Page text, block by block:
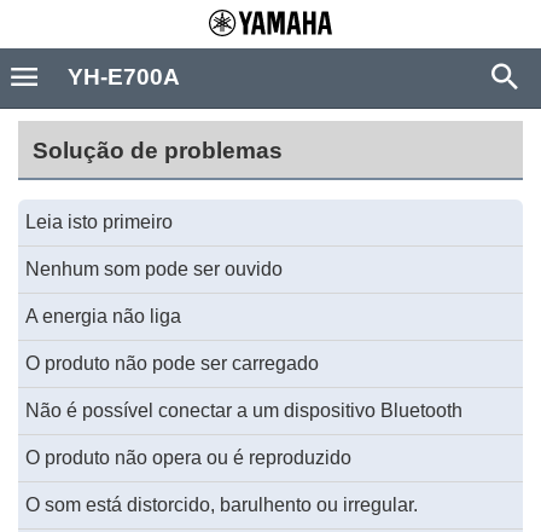
Solução de problemas
Leia isto primeiro
Nenhum som pode ser ouvido
A energia não liga
O produto não pode ser carregado
Não é possível conectar a um dispositivo Bluetooth
O produto não opera ou é reproduzido
O som está distorcido, barulhento ou irregular.
YH-E700A